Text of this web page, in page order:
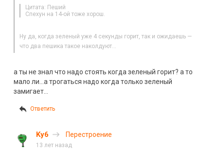
Цитата: Пеший
Спехун на 14-ой тоже хорош.
Ну да, когда зеленый уже 4 секунды горит, так и ожидаешь —
что два пешика такое наколдуют…
а ты не знал что надо стоять когда зеленый горит? а то
мало ли…а трогаться надо когда только зеленый
замигает…
Ответить
Ky6 Перестроение
13 лет назад